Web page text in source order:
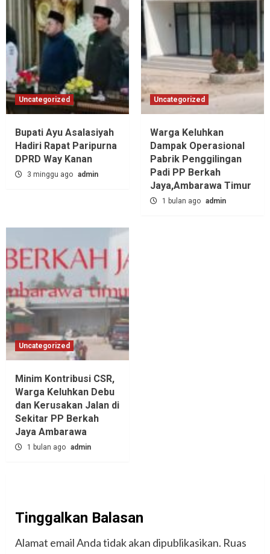
Uncategorized
Bupati Ayu Asalasiyah
Hadiri Rapat Paripurna
DPRD Way Kanan
3 minggu ago admin
Uncategorized
Warga Keluhkan
Dampak Operasional
Pabrik Penggilingan
Padi PP Berkah
Jaya,‎Ambarawa Timur
1 bulan ago admin
Uncategorized
Minim Kontribusi CSR,
Warga Keluhkan Debu
dan Kerusakan Jalan di
Sekitar PP Berkah
Jaya Ambarawa‎
1 bulan ago admin
Tinggalkan Balasan
Alamat email Anda tidak akan dipublikasikan. Ruas